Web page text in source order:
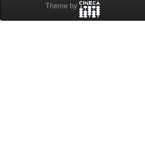
Theme by